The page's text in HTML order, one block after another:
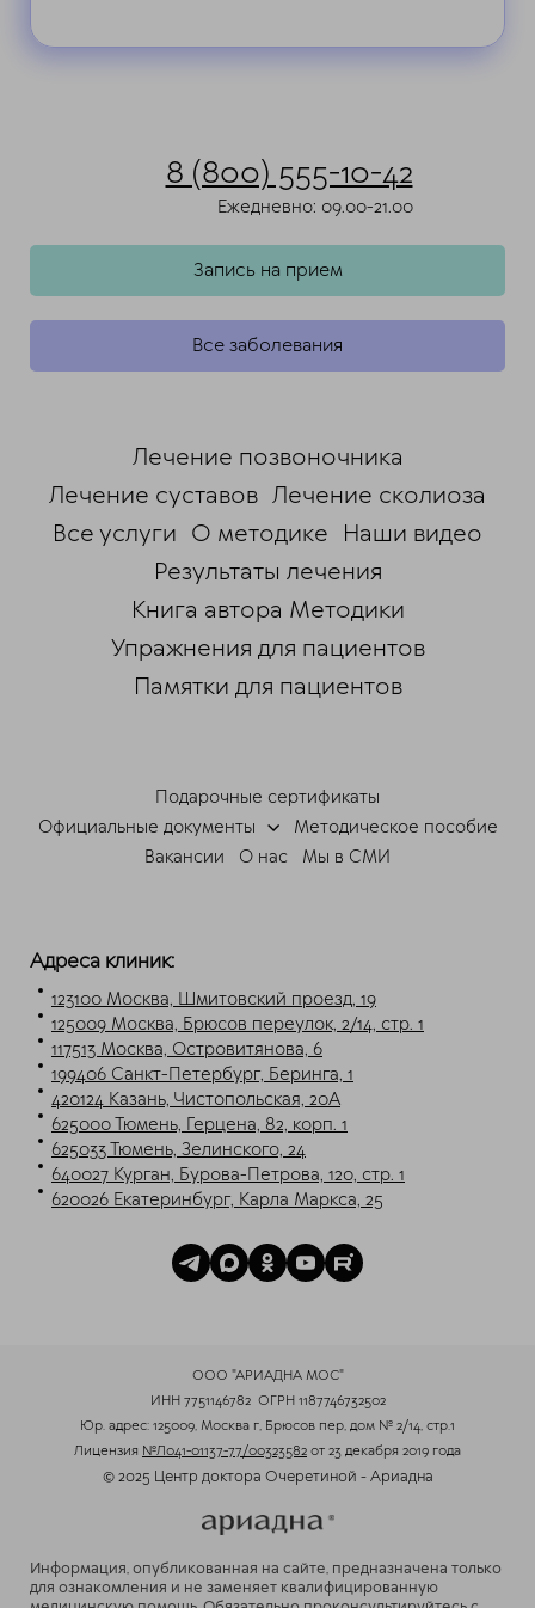
8 (800) 555-10-42
Ежедневно: 09.00-21.00
Запись на прием
Все заболевания
Лечение позвоночника
Лечение суставов Лечение сколиоза
Все услуги О методике Наши видео
Результаты лечения
Книга автора Методики
Упражнения для пациентов
Памятки для пациентов
Подарочные сертификаты
Официальные документы
Методическое пособие
Вакансии
О нас Мы в СМИ
Адреса клиник:
123100 Москва, Шмитовский проезд, 19
125009 Москва, Брюсов переулок, 2/14, стр. 1
117513 Москва, Островитянова, 6
199406 Санкт-Петербург, Беринга, 1
420124 Казань, Чистопольская, 20А
625000 Тюмень, Герцена, 82, корп. 1
625033 Тюмень, Зелинского, 24
640027 Курган, Бурова-Петрова, 120, стр. 1
620026 Екатеринбург, Карла Маркса, 25
ООО "АРИАДНА МОС"
ИНН 7751146782 ОГРН 1187746732502
Юр. адрес: 125009, Москва г, Брюсов пер, дом № 2/14, стр.1
Лицензия №Л041-01137-77/00323582 от 23 декабря 2019 года
© 2025 Центр доктора Очеретиной - Ариадна
Информация, опубликованная на сайте, предназначена только
для ознакомления и не заменяет квалифицированную